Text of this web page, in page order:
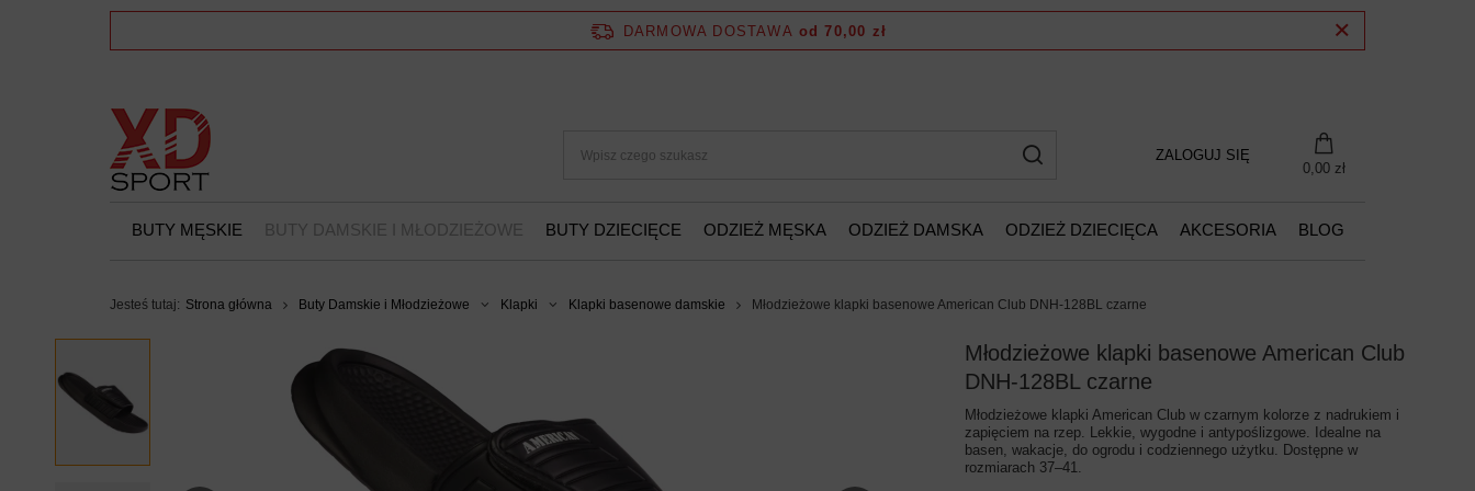
DARMOWA DOSTAWA od 70,00 zł
ZALOGUJ SIĘ
0,00 zł
BUTY MĘSKIE BUTY DAMSKIE I MŁODZIEŻOWE BUTY DZIECIĘCE ODZIEŻ MĘSKA ODZIEŻ DAMSKA ODZIEŻ DZIECIĘCA AKCESORIA BLOG
Jesteś tutaj: Strona główna Buty Damskie i Młodzieżowe Klapki Klapki basenowe damskie Młodzieżowe klapki basenowe American Club DNH-128BL czarne
Młodzieżowe klapki basenowe American Club
DNH-128BL czarne
Młodzieżowe klapki American Club w czarnym kolorze z nadrukiem i
zapięciem na rzep. Lekkie, wygodne i antypoślizgowe. Idealne na
basen, wakacje, do ogrodu i codziennego użytku. Dostępne w
rozmiarach 37–41.